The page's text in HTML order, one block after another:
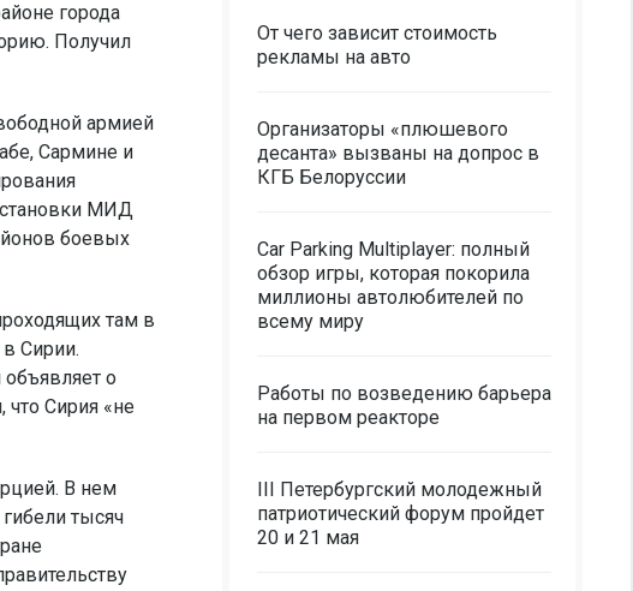
города
Получил
армией
Сармине и
МИД
боевых
там в
Сирии.
объявляет о
что Сирия «не
В нем
тысяч
От чего зависит стоимость
рекламы на авто
Организаторы «плюшевого
десанта» вызваны на допрос в
КГБ Белоруссии
Car Parking Multiplayer: полный
обзор игры, которая покорила
миллионы автолюбителей по
всему миру
Работы по возведению барьера
на первом реакторе
III Петербургский молодежный
патриотический форум пройдет
20 и 21 мая